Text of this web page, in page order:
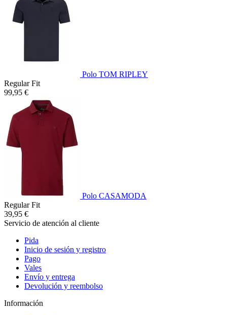
Polo TOM RIPLEY
Regular Fit
99,95 €
Polo CASAMODA
Regular Fit
39,95 €
Servicio de atención al cliente
Pida
Inicio de sesión y registro
Pago
Vales
Envío y entrega
Devolución y reembolso
Información